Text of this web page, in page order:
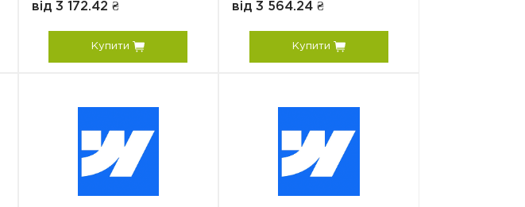
від 3 172.42 ₴
Купити
від 3 564.24 ₴
Купити